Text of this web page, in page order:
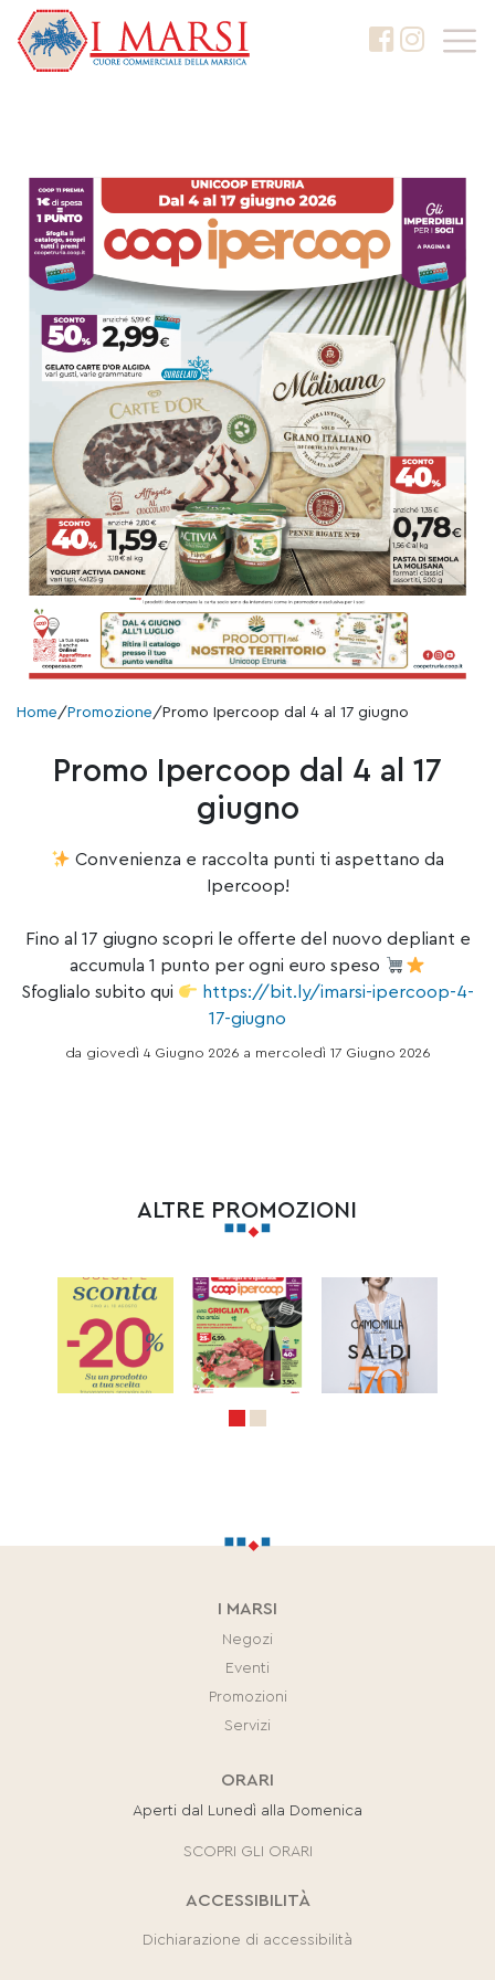
Home/ Promozione/ Promo Ipercoop dal 4 al 17 giugno
Promo Ipercoop dal 4 al 17
giugno
Convenienza e raccolta punti ti aspettano da
Ipercoop!
Fino al 17 giugno scopri le offerte del nuovo depliant e
accumula 1 punto per ogni euro speso
Sfoglialo subito qui
https://bit.ly/imarsi-ipercoop-4-
17-giugno
da giovedì 4 Giugno 2026 a mercoledì 17 Giugno 2026
ALTRE PROMOZIONI
I MARSI
Negozi
Eventi
Promozioni
Servizi
ORARI
Aperti dal Lunedì alla Domenica
SCOPRI GLI ORARI
ACCESSIBILITÀ
Dichiarazione di accessibilità